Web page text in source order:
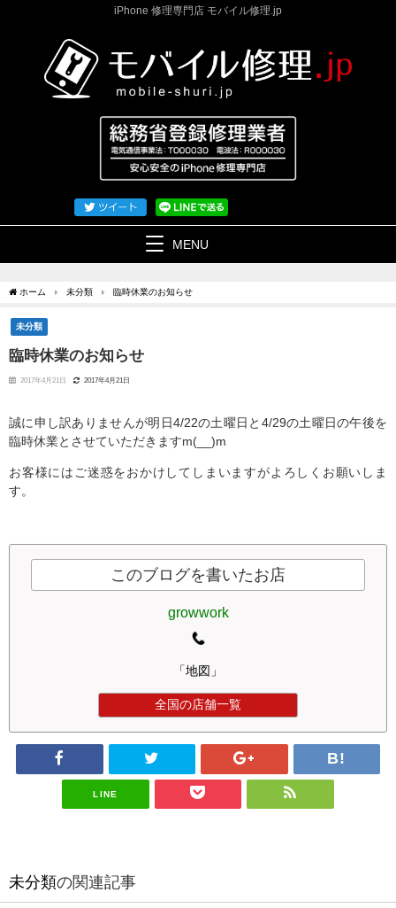
iPhone 修理専門店 モバイル修理.jp
MENU
ホーム 未分類 臨時休業のお知らせ
未分類
臨時休業のお知らせ
2017年4月21日 2017年4月21日
誠に申し訳ありませんが明日4/22の土曜日と4/29の土曜日の午後を
臨時休業とさせていただきますm(__)m
お客様にはご迷惑をおかけしてしまいますがよろしくお願いしま
す。
このブログを書いたお店
growwork
「地図」
全国の店舗一覧
LINE
未分類の関連記事